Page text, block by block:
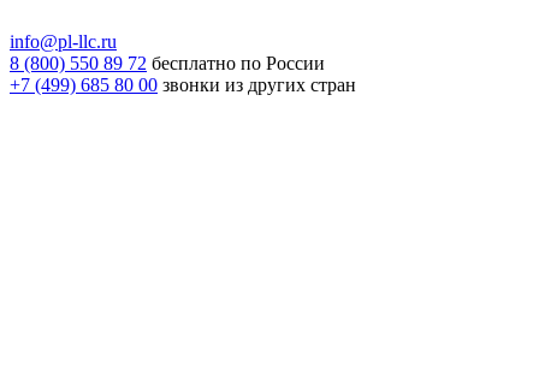
info@pl-llc.ru
8 (800) 550 89 72 бесплатно по России
+7 (499) 685 80 00 звонки из других стран